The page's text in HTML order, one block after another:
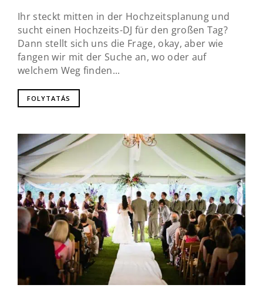
Ihr steckt mitten in der Hochzeitsplanung und
sucht einen Hochzeits-DJ für den großen Tag?
Dann stellt sich uns die Frage, okay, aber wie
fangen wir mit der Suche an, wo oder auf
welchem Weg finden...
FOLYTATÁS